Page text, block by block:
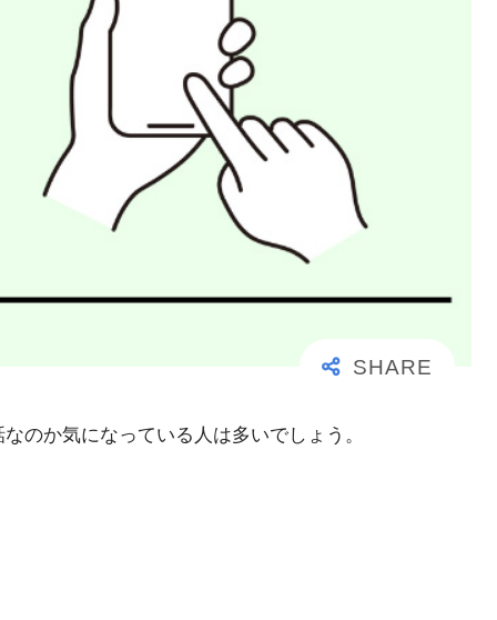
のか気になっている人は多いでしょう。